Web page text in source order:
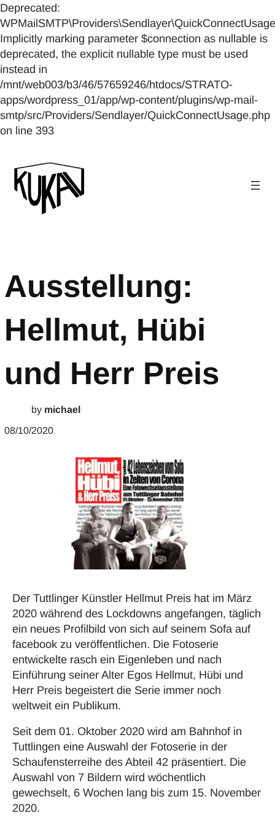
Deprecated:
Implicitly marking parameter $connection as nullable is
deprecated, the explicit nullable type must be used
instead in
/mnt/web003/b3/46/57659246/htdocs/STRATO-
apps/wordpress_01/app/wp-content/plugins/wp-mail-
smtp/src/Providers/Sendlayer/QuickConnectUsage.php
on line 393
Ausstellung:
Hellmut, Hübi
und Herr Preis
by michael
08/10/2020
Der Tuttlinger Künstler Hellmut Preis hat im März
2020 während des Lockdowns angefangen, täglich
ein neues Profilbild von sich auf seinem Sofa auf
facebook zu veröffentlichen. Die Fotoserie
entwickelte rasch ein Eigenleben und nach
Einführung seiner Alter Egos Hellmut, Hübi und
Herr Preis begeistert die Serie immer noch
weltweit ein Publikum.
Seit dem 01. Oktober 2020 wird am Bahnhof in
Tuttlingen eine Auswahl der Fotoserie in der
Schaufensterreihe des Abteil 42 präsentiert. Die
Auswahl von 7 Bildern wird wöchentlich
gewechselt, 6 Wochen lang bis zum 15. November
2020.